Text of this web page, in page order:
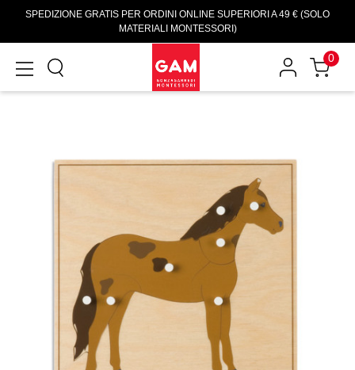
SPEDIZIONE GRATIS PER ORDINI ONLINE SUPERIORI A 49 € (SOLO
MATERIALI MONTESSORI)
0